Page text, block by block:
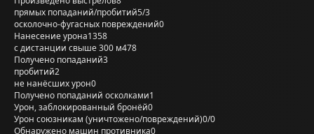
прямых попаданий/пробитий5/3
осколочно-фугасных повреждений0
Нанесение урона1358
с дистанции свыше 300 м478
Получено попаданий3
пробитий2
не нанёсших урон0
Получено попаданий осколками1
Урон, заблокированный бронёй0
Урон союзникам (уничтожено/повреждений)0/0
Обнаружено машин противника0